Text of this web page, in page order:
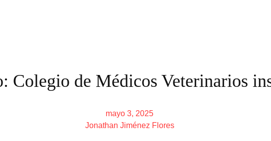
Colegio de Médicos Veterinarios
mayo 3, 2025
Jonathan Jiménez Flores